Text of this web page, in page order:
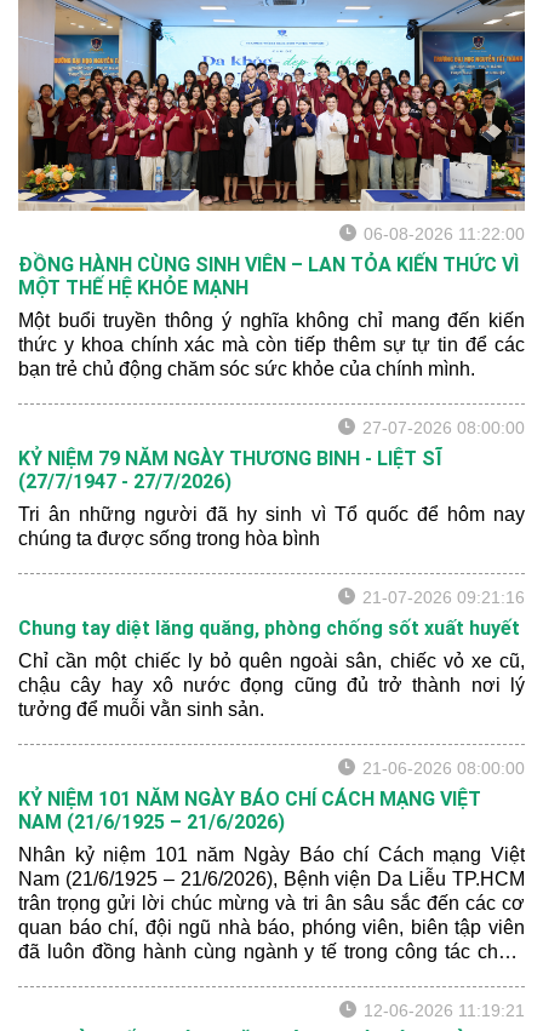
06-08-2026 11:22:00
ĐỒNG HÀNH CÙNG SINH VIÊN – LAN TỎA KIẾN THỨC VÌ
MỘT THẾ HỆ KHỎE MẠNH
Một buổi truyền thông ý nghĩa không chỉ mang đến kiến
thức y khoa chính xác mà còn tiếp thêm sự tự tin để các
bạn trẻ chủ động chăm sóc sức khỏe của chính mình.
27-07-2026 08:00:00
KỶ NIỆM 79 NĂM NGÀY THƯƠNG BINH - LIỆT SĨ
(27/7/1947 - 27/7/2026)
Tri ân những người đã hy sinh vì Tổ quốc để hôm nay
chúng ta được sống trong hòa bình
21-07-2026 09:21:16
Chung tay diệt lăng quăng, phòng chống sốt xuất huyết
Chỉ cần một chiếc ly bỏ quên ngoài sân, chiếc vỏ xe cũ,
chậu cây hay xô nước đọng cũng đủ trở thành nơi lý
tưởng để muỗi vằn sinh sản.
21-06-2026 08:00:00
KỶ NIỆM 101 NĂM NGÀY BÁO CHÍ CÁCH MẠNG VIỆT
NAM (21/6/1925 – 21/6/2026)
Nhân kỷ niệm 101 năm Ngày Báo chí Cách mạng Việt
Nam (21/6/1925 – 21/6/2026), Bệnh viện Da Liễu TP.HCM
trân trọng gửi lời chúc mừng và tri ân sâu sắc đến các cơ
quan báo chí, đội ngũ nhà báo, phóng viên, biên tập viên
đã luôn đồng hành cùng ngành y tế trong công tác chăm
12-06-2026 11:19:21